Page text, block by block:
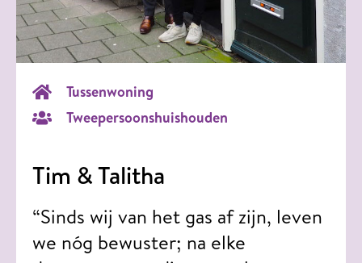
Tussenwoning
Tweepersoonshuishouden
Tim & Talitha
“Sinds wij van het gas af zijn, leven
we nóg bewuster; na elke